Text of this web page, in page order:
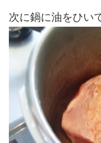
次に鍋に油をひい